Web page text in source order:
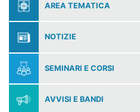
AREA TEMATICA
NOTIZIE
SEMINARI E CORSI
AVVISI E BANDI